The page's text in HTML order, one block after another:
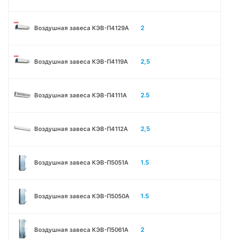
Воздушная завеса КЭВ-П4129А 2
Воздушная завеса КЭВ-П4119А 2,5
Воздушная завеса КЭВ-П4111A 2.5
Воздушная завеса КЭВ-П4112А 2,5
Воздушная завеса КЭВ-П5051A 1.5
Воздушная завеса КЭВ-П5050A 1.5
Воздушная завеса КЭВ-П5061A 2